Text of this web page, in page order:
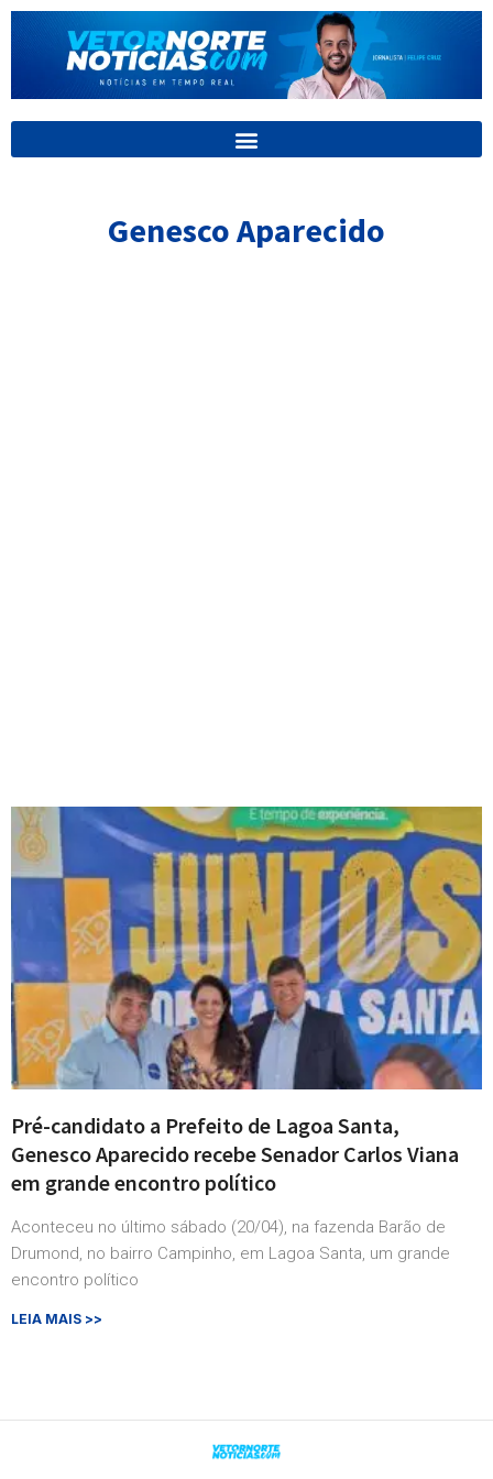
para
conteúdo
Genesco Aparecido
Pré-candidato a Prefeito de Lagoa Santa,
Genesco Aparecido recebe Senador Carlos Viana
em grande encontro político
Aconteceu no último sábado (20/04), na fazenda Barão de
Drumond, no bairro Campinho, em Lagoa Santa, um grande
encontro político
LEIA MAIS >>